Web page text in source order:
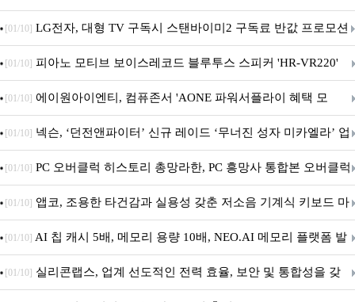
세대 AI 보안 플랫폼 구축
[01/10] LG전자, 대형 TV 구독시 스탠바이미2 구독료 반값 프로모션
[01/10] 피아노 모티브 보이스레코드 블루투스 스피커 'HR-VR220'
출시
[01/10] 에이원아이엔티, 컴퓨존서 'AONE 파워서플라이 혜택 모
음.ZIP' 이벤트 진행
[01/10] 넥슨, ‘던전앤파이터’ 신규 레이드 ‘무너진 성자 미카엘라’ 업
데이트!
[01/10] PC 오버클럭 히스토리 총망라한, PC 흥망사 통합본 오버클럭
특집(1-4편)
[01/10] 앱코, 조용한 타건감과 실용성 갖춘 저소음 기계식 키보드 마
우스 세트 'KM580' 출시
[01/10] AI 칩 캐시 5배, 메모리 용량 10배, NEO.AI 메모리 플랫폼 발
표
[01/10] 실리콘랩스, 업계 선도적인 전력 효율, 보안 및 통합성을 갖